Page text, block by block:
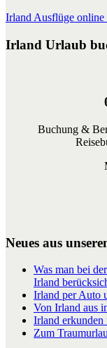
Irland Ausflüge online
Irland Urlaub
Buchung &
Neues aus
Was man bei
Irland
Irland per Auto
Von Irland aus
Irland erkunden
Zum